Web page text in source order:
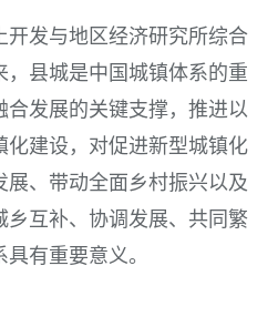
开发与地区经济研究所综合
，县城是中国城镇体系的重
合发展的关键支撑，推进以
化建设，对促进新型城镇化
展、带动全面乡村振兴以及
乡互补、协调发展、共同繁
有重要意义。